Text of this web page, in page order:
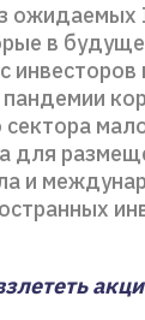
ожидаемых
в
инвесторов
сектора
для
и